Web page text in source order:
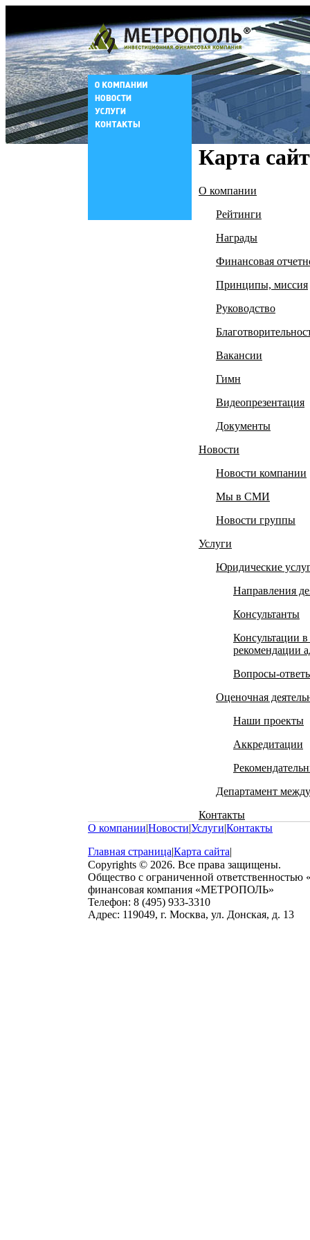
Карта
О компании
Рейтинги
Награды
Финансовая
Принципы, миссия
Руководство
Вакансии
Гимн
Видеопрезентация
Документы
Новости
Новости компании
Мы в СМИ
Новости группы
Услуги
Юридические
Направления
Консультанты
Консультации
рекомендации
Вопросы-
Оценочная
Наши проекты
Аккредитации
Департамент
Контакты
О компании|Новости|Услуги|Контакты
Главная страница|Карта сайта|
Copyrights © 2026. Все права защищены.
Общество с ограниченной ответственностью
финансовая компания «МЕТРОПОЛЬ»
Телефон: 8 (495) 933-3310
Адрес: 119049, г. Москва, ул. Донская, д. 13